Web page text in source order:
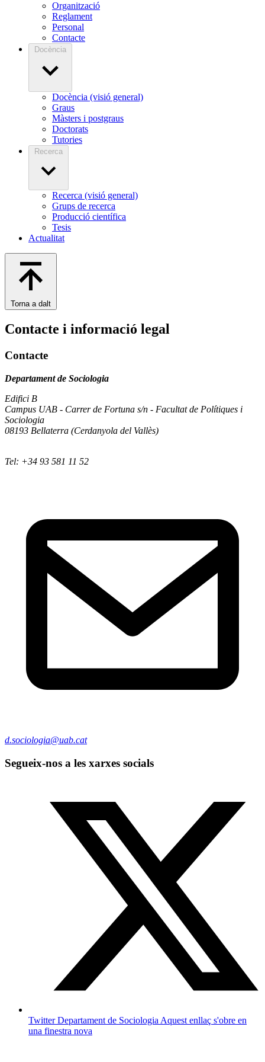
Organització
Reglament
Personal
Contacte
Docència
Docència (visió general)
Graus
Màsters i postgraus
Doctorats
Tutories
Recerca
Recerca (visió general)
Grups de recerca
Producció científica
Tesis
Actualitat
Torna a dalt
Contacte i informació legal
Contacte
Departament de Sociologia
Edifici B
Campus UAB - Carrer de Fortuna s/n - Facultat de Polítiques i
Sociologia
08193 Bellaterra (Cerdanyola del Vallès)
Tel: +34 93 581 11 52
d.sociologia@uab.cat
Segueix-nos a les xarxes socials
Twitter Departament de SociologiaAquest enllaç s'obre en
una finestra nova